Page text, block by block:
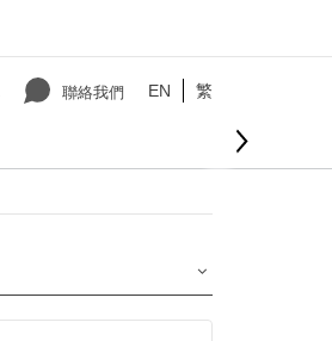
聯絡我們 EN 繁